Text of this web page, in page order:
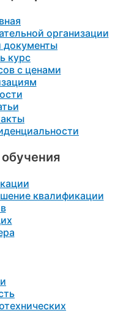
организации
документы
курс
с ценами
квалификации